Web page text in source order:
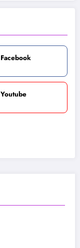
Facebook
Youtube